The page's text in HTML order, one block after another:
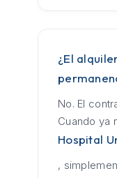
¿El
No. El
Cuando ya
Hospital
,